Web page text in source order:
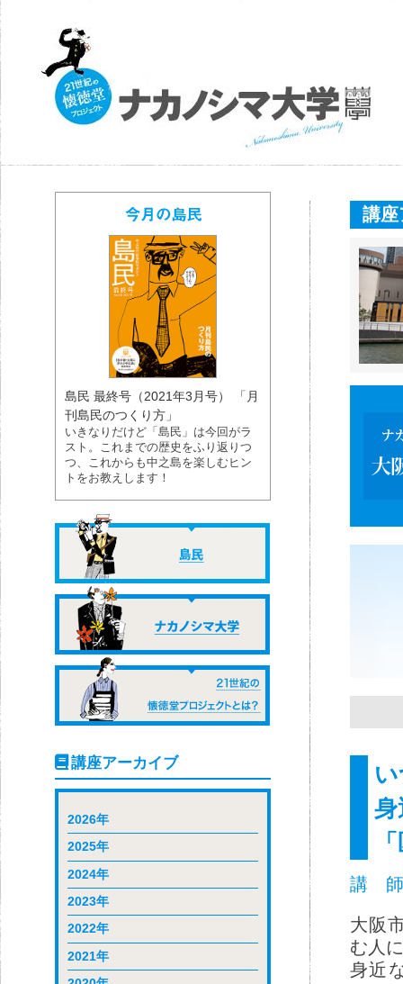
講座
身
講 師
大阪
む人
身近
島民 最終号（2021年3月号） 「月
刊島民のつくり方」
いきなりだけど「島民」は今回がラ
スト。これまでの歴史をふり返りつ
つ、これからも中之島を楽しむヒン
トをお教えします！
講座アーカイブ
2026年
2025年
2024年
2023年
2022年
2021年